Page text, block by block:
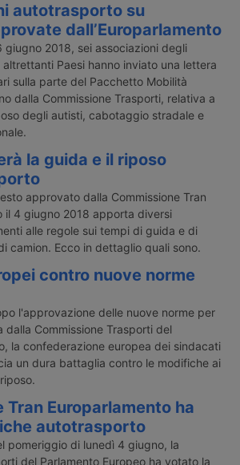
autotrasporto su
dall’Europarlamento
giugno 2018, sei associazioni degli
Paesi hanno inviato una lettera
sulla parte del Pacchetto Mobilità
dalla Commissione Trasporti, relativa a
degli autisti, cabotaggio stradale e
la guida e il riposo
approvato dalla Commissione Tran
il 4 giugno 2018 apporta diversi
alle regole sui tempi di guida e di
camion. Ecco in dettaglio quali sono.
contro nuove norme
l'approvazione delle nuove norme per
Commissione Trasporti del
la confederazione europea dei sindacati
un dura battaglia contro le modifiche ai
Tran Europarlamento ha
autotrasporto
pomeriggio di lunedì 4 giugno, la
del Parlamento Europeo ha votato la